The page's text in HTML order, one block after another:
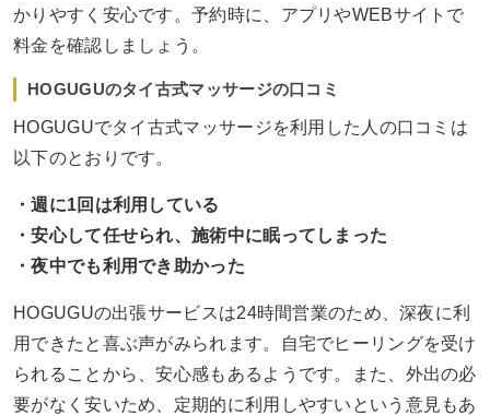
かりやすく安心です。予約時に、アプリやWEBサイトで
料金を確認しましょう。
HOGUGUのタイ古式マッサージの口コミ
HOGUGUでタイ古式マッサージを利用した人の口コミは
以下のとおりです。
・週に1回は利用している
・安心して任せられ、施術中に眠ってしまった
・夜中でも利用でき助かった
HOGUGUの出張サービスは24時間営業のため、深夜に利
用できたと喜ぶ声がみられます。自宅でヒーリングを受け
られることから、安心感もあるようです。また、外出の必
要がなく安いため、定期的に利用しやすいという意見もあ